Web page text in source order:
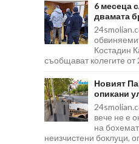
6 месеца
двамата
Костадин
съобщават колегите от
Новият
опикани
вече не е
на
неизчистени боклуци,